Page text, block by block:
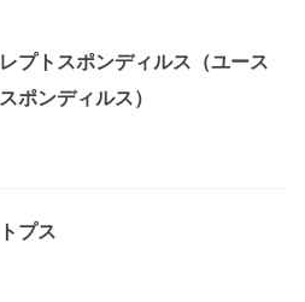
プトスポンディルス（ユース
ポンディルス）
プス